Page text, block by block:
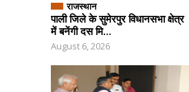
राजस्थान
पाली जिले के सुमेरपुर विधानसभा क्षेत्र
में बनेंगी दस मि...
August 6, 2026